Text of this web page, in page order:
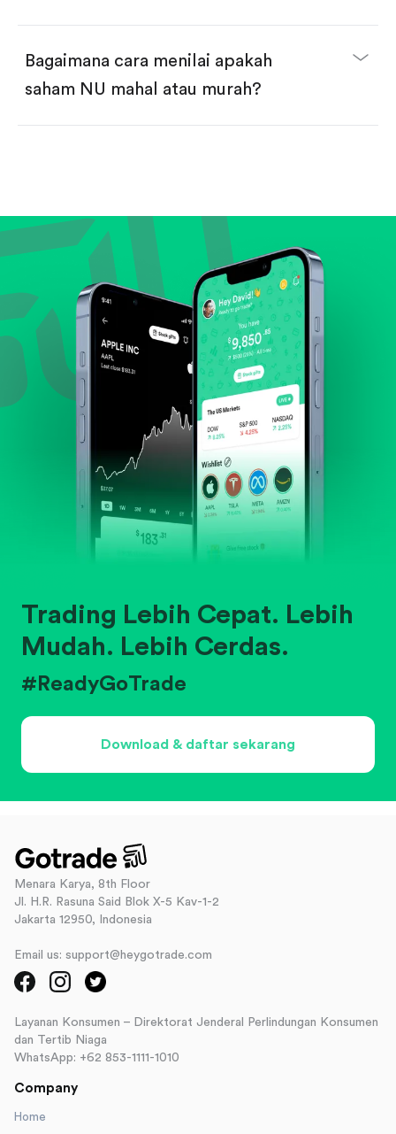
Bagaimana cara menilai apakah
saham NU mahal atau murah?
Lihat pertumbuhan pendapatan & laba.
Cek margin dan arus kas.
Evaluasi prospek bisnis dan posisi perusahaan di
industrinya.
Trading Lebih Cepat. Lebih
Mudah. Lebih Cerdas.
#ReadyGoTrade
Download & daftar sekarang
Menara Karya, 8th Floor
Jl. H.R. Rasuna Said Blok X-5 Kav-1-2
Jakarta 12950, Indonesia
Email us: support@heygotrade.com
Layanan Konsumen – Direktorat Jenderal Perlindungan Konsumen
dan Tertib Niaga
WhatsApp: +62 853-1111-1010
Company
Home